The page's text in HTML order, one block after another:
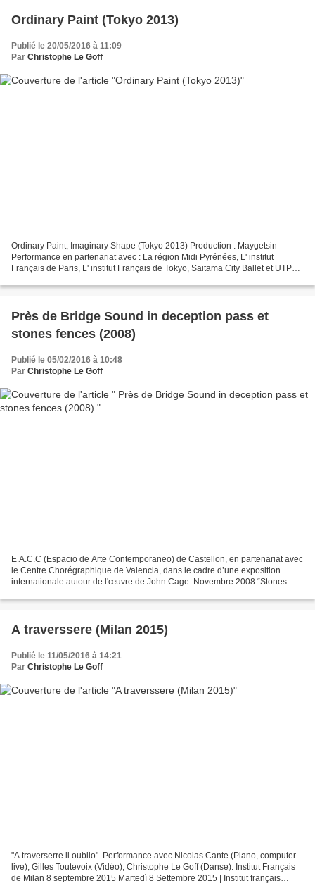
Ordinary Paint (Tokyo 2013)
Publié le 20/05/2016 à 11:09
Par Christophe Le Goff
Ordinary Paint, Imaginary Shape (Tokyo 2013) Production : Maygetsin
Performance en partenariat avec : La région Midi Pyrénées, L' institut
Français de Paris, L' institut Français de Tokyo, Saitama City Ballet et UTP
Près de Bridge Sound in deception pass et
stones fences (2008)
Publié le 05/02/2016 à 10:48
Par Christophe Le Goff
E.A.C.C (Espacio de Arte Contemporaneo) de Castellon, en partenariat avec
le Centre Chorégraphique de Valencia, dans le cadre d’une exposition
internationale autour de l'œuvre de John Cage. Novembre 2008 “Stones
A traverssere (Milan 2015)
Publié le 11/05/2016 à 14:21
Par Christophe Le Goff
"A traverserre il oublio" .Performance avec Nicolas Cante (Piano, computer
live), Gilles Toutevoix (Vidéo), Christophe Le Goff (Danse). Institut Français
de Milan 8 septembre 2015 Martedì 8 Settembre 2015 | Institut français